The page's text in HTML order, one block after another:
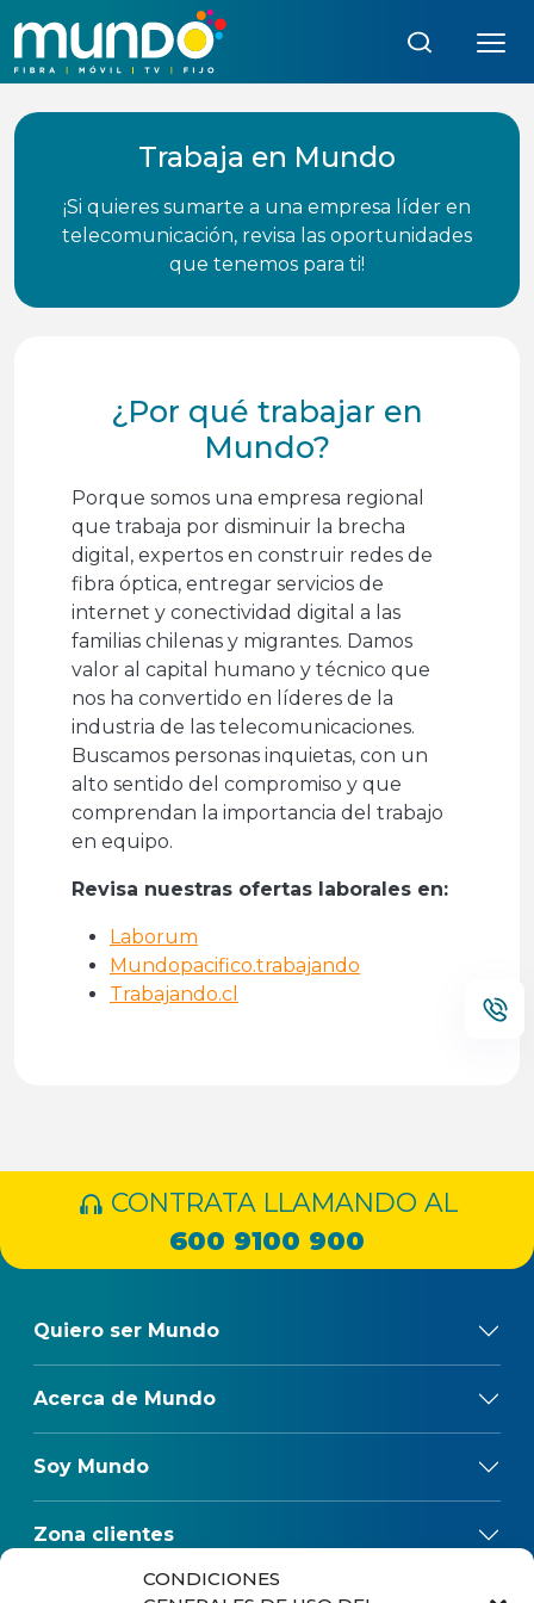
CONDICIONES
Trabaja en Mundo
¡Si quieres sumarte a una empresa líder en
telecomunicación, revisa las oportunidades
que tenemos para ti!
¿Por qué trabajar en
Mundo?
Porque somos una empresa regional
que trabaja por disminuir la brecha
digital, expertos en construir redes de
fibra óptica, entregar servicios de
internet y conectividad digital a las
familias chilenas y migrantes. Damos
valor al capital humano y técnico que
nos ha convertido en líderes de la
industria de las telecomunicaciones.
Buscamos personas inquietas, con un
alto sentido del compromiso y que
comprendan la importancia del trabajo
en equipo.
Revisa nuestras ofertas laborales en:
Laborum
Mundopacifico.trabajando
Trabajando.cl
CONTRATA LLAMANDO AL
600 9100 900
Quiero ser Mundo
Acerca de Mundo
Soy Mundo
Zona clientes